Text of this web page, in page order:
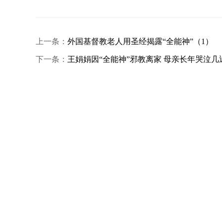
上一条： 外国基督教老人用圣经揭露“全能神”（1）
下一条： 王娟娟因“全能神”邪教离家 母亲长年哭泣几